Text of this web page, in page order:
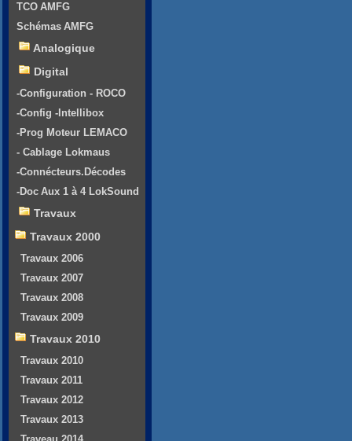
TCO AMFG
Schémas AMFG
Analogique
Digital
-Configuration - ROCO
-Config -Intellibox
-Prog Moteur LEMACO
- Cablage Lokmaus
-Connécteurs.Décodes
-Doc Aux 1 à 4 LokSound
Travaux
Travaux 2000
Travaux 2006
Travaux 2007
Travaux 2008
Travaux 2009
Travaux 2010
Travaux 2010
Travaux 2011
Travaux 2012
Travaux 2013